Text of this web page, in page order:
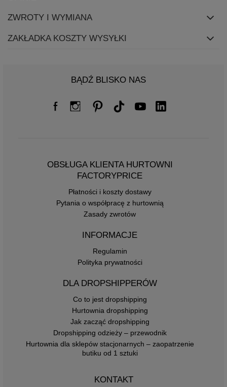
ZWROTY I WYMIANA
ZAKŁADKA KOSZTY WYSYŁKI
BĄDŹ BLISKO NAS
OBSŁUGA KLIENTA HURTOWNI
FACTORYPRICE
Płatności i koszty dostawy
Pytania o współpracę z hurtownią
Zasady zwrotów
INFORMACJE
Regulamin
Polityka prywatności
DLA DROPSHIPPERÓW
Co to jest dropshipping
Hurtownia dropshipping
Jak zacząć dropshipping
Dropshipping odzieży – przewodnik
Hurtownia dla sklepów stacjonarnych – zaopatrzenie
butiku od 1 sztuki
KONTAKT